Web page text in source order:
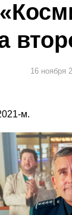
16 ноября
м.